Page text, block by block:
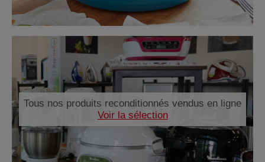
Tous nos produits reconditionnés vendus en ligne
Voir la sélection